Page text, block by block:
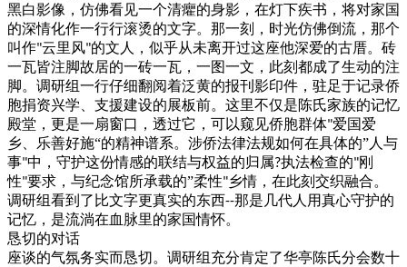
黑白影像，仿佛看见一个清癯的身影，在灯下疾书，将对家国
的深情化作一行行滚烫的文字。那一刻，时光仿佛倒流，那个
叫作"云里风"的文人，似乎从未离开过这座他深爱的古厝。砖
一瓦皆注脚故居的一砖一瓦，一图一文，此刻都成了生动的注
脚。调研组一行仔细翻阅着泛黄的报刊影印件，驻足于记录侨
胞捐资兴学、支援建设的展板前。这里不仅是陈氏家族的记忆
殿堂，更是一扇窗口，透过它，可以窥见侨胞群体"爱国爱
乡、乐善好施“的精神谱系。涉侨法律法规如何在具体的”人与
事"中，守护这份情感的联结与权益的归属?执法检查的"刚
性"要求，与纪念馆所承载的”柔性"乡情，在此刻交织融合。
调研组看到了比文字更真实的东西--那是几代人用真心守护的
记忆，是流淌在血脉里的家国情怀。
恳切的对话
座谈的气氛务实而恳切。调研组充分肯定了华亭陈氏分会数十